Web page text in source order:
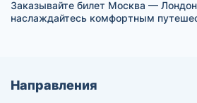
Заказывайте билет Москва —
наслаждайтесь комфортным
Направления